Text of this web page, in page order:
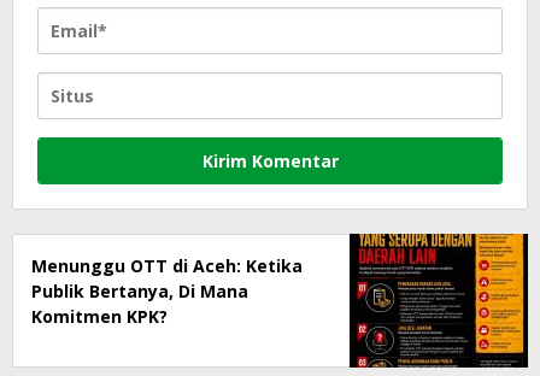
Menunggu OTT di Aceh: Ketika
Publik Bertanya, Di Mana
Komitmen KPK?